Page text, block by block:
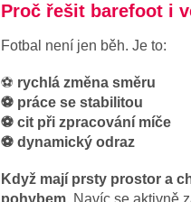
Proč řešit barefoot i
Fotbal není jen běh. Je to:
⚽ rychlá změna směru
⚽ práce se stabilitou
⚽ cit při zpracování míče
⚽ dynamický odraz
Když mají prsty prostor a
pohybem. Navíc se aktivně